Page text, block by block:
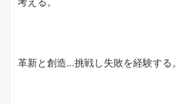
革新と創造…挑戦し失敗を経験する。